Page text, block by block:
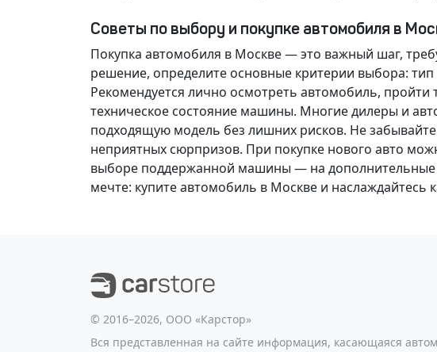
Советы по выбору и покупке автомобиля в
Покупка автомобиля в Москве — это важный шаг,
решение, определите основные критерии выбора:
Рекомендуется лично осмотреть автомобиль,
техническое состояние машины. Многие дилеры и
подходящую модель без лишних рисков. Не
неприятных сюрпризов. При покупке нового авто
выборе поддержанной машины — на дополнительные
мечте: купите автомобиль в Москве и
©️ 2016–2026, ООО «Карстор»
Вся представленная на сайте информация, касающаяся